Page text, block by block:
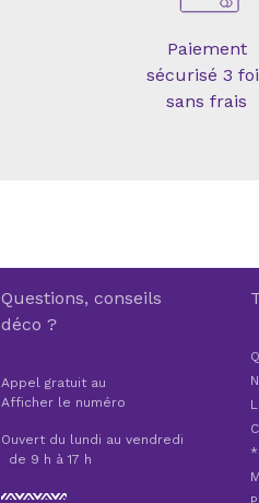
Paiement
sécurisé 3
sans frais
Questions, conseils
déco ?
Appel gratuit au
Afficher le numéro
Ouvert du lundi au vendredi
de 9 h à 17 h